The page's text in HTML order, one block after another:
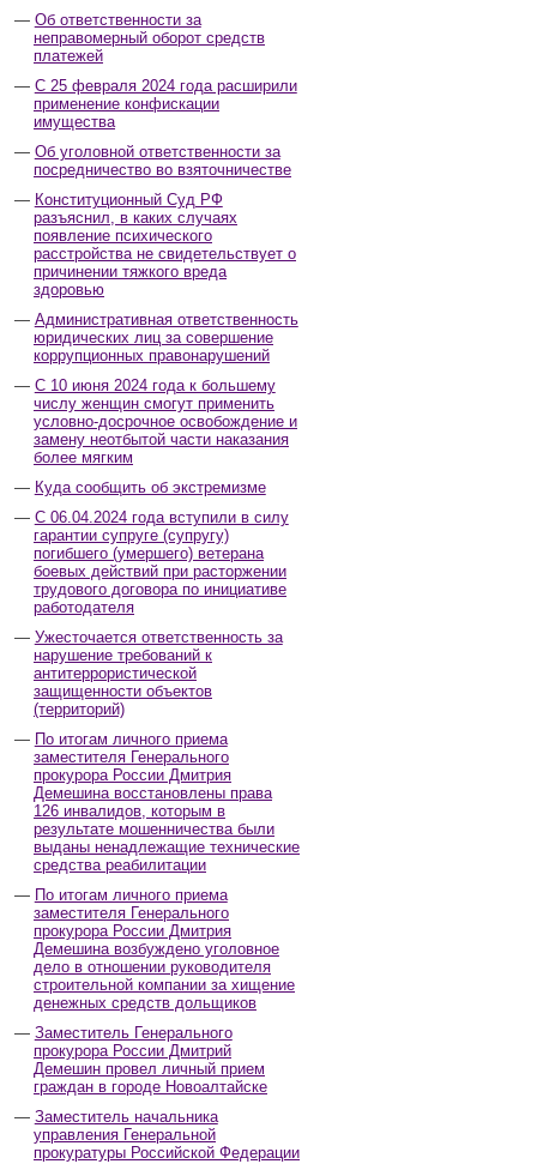
Об ответственности за
неправомерный оборот средств
платежей
С 25 февраля 2024 года расширили
применение конфискации
имущества
Об уголовной ответственности за
посредничество во взяточничестве
Конституционный Суд РФ
разъяснил, в каких случаях
появление психического
расстройства не свидетельствует о
причинении тяжкого вреда
здоровью
Административная ответственность
юридических лиц за совершение
коррупционных правонарушений
С 10 июня 2024 года к большему
числу женщин смогут применить
условно-досрочное освобождение и
замену неотбытой части наказания
более мягким
Куда сообщить об экстремизме
С 06.04.2024 года вступили в силу
гарантии супруге (супругу)
погибшего (умершего) ветерана
боевых действий при расторжении
трудового договора по инициативе
работодателя
Ужесточается ответственность за
нарушение требований к
антитеррористической
защищенности объектов
(территорий)
По итогам личного приема
заместителя Генерального
прокурора России Дмитрия
Демешина восстановлены права
126 инвалидов, которым в
результате мошенничества были
выданы ненадлежащие технические
средства реабилитации
По итогам личного приема
заместителя Генерального
прокурора России Дмитрия
Демешина возбуждено уголовное
дело в отношении руководителя
строительной компании за хищение
денежных средств дольщиков
Заместитель Генерального
прокурора России Дмитрий
Демешин провел личный прием
граждан в городе Новоалтайске
Заместитель начальника
управления Генеральной
прокуратуры Российской Федерации